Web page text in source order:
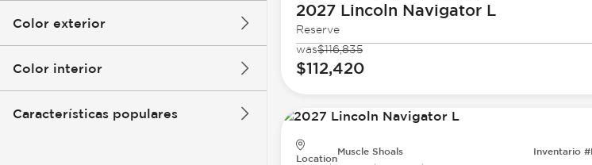
Color exterior
Color interior
Características populares
2027 Lincoln Navigator L
Reserve
was$116,835
$112,420
Location
Muscle Shoals Inventario